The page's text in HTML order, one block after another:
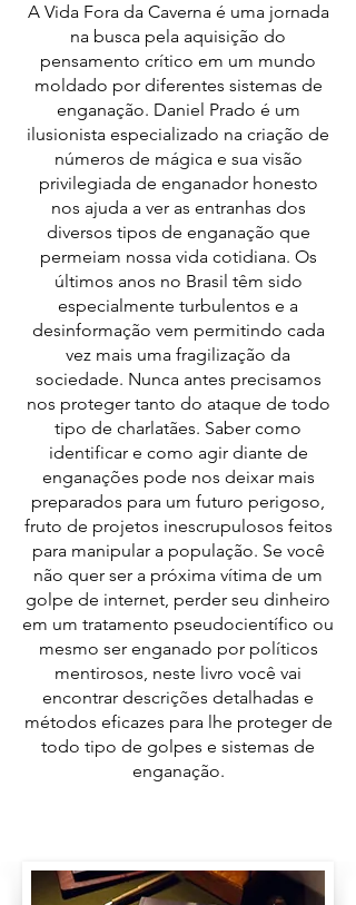
A Vida Fora da Caverna é uma jornada
na busca pela aquisição do
pensamento crítico em um mundo
moldado por diferentes sistemas de
enganação. Daniel Prado é um
ilusionista especializado na criação de
números de mágica e sua visão
privilegiada de enganador honesto
nos ajuda a ver as entranhas dos
diversos tipos de enganação que
permeiam nossa vida cotidiana. Os
últimos anos no Brasil têm sido
especialmente turbulentos e a
desinformação vem permitindo cada
vez mais uma fragilização da
sociedade. Nunca antes precisamos
nos proteger tanto do ataque de todo
tipo de charlatães. Saber como
identificar e como agir diante de
enganações pode nos deixar mais
preparados para um futuro perigoso,
fruto de projetos inescrupulosos feitos
para manipular a população. Se você
não quer ser a próxima vítima de um
golpe de internet, perder seu dinheiro
em um tratamento pseudocientífico ou
mesmo ser enganado por políticos
mentirosos, neste livro você vai
encontrar descrições detalhadas e
métodos eficazes para lhe proteger de
todo tipo de golpes e sistemas de
enganação.